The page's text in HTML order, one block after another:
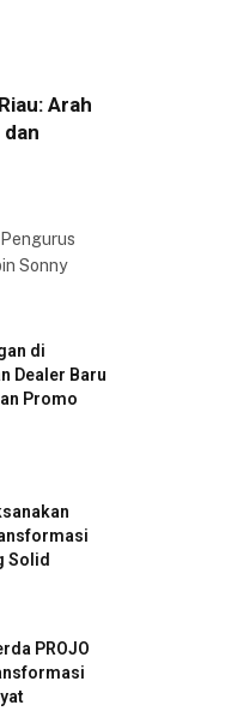
Arah
Sonny
di
Dealer Baru
Promo
Solid
PROJO